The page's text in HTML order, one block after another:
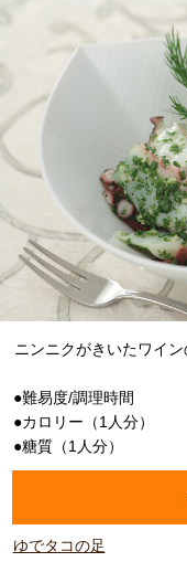
ニンニクがきいたワイ
●難易度/調理時間
●カロリー（1人分）
●糖質（1人分）
ゆでタコの足